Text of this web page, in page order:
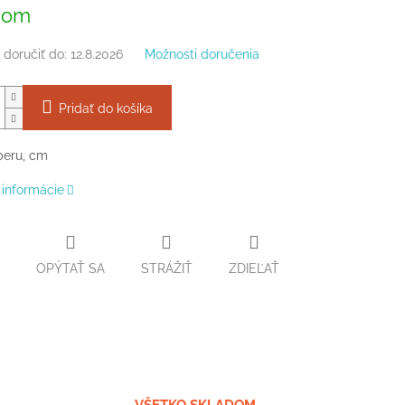
doručiť do: 12.8.2026 Možnosti doručenia
Pridať do košíka
cm
OPÝTAŤ SA STRÁŽIŤ ZDIEĽAŤ